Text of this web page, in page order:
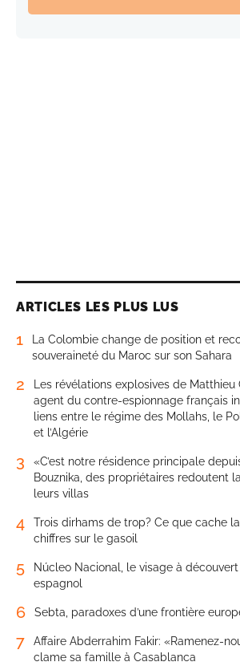
ARTICLES LES PLUS LUS
1
La Colombie change de position et
souveraineté du Maroc sur son Sahara
2
Les révélations explosives de Matthieu
agent du contre-espionnage français
liens entre le régime des Mollahs, le
et l’Algérie
3
«C’est notre résidence principale
Bouznika, des propriétaires redoutent
leurs villas
4
Trois dirhams de trop? Ce que cache
chiffres sur le gasoil
5
Núcleo Nacional, le visage à
espagnol
6 Sebta, paradoxes d’une frontière
7
Affaire Abderrahim Fakir: «Ramenez-
clame sa famille à Casablanca